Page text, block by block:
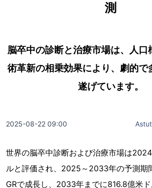
測
脳卒中の診断と治療市場は、人口
術革新の相乗効果により、劇的で
遂げています。
2025-08-22 09:00
世界の脳卒中診断および治療市場は
ルと評価され、2025～2033年の予測期
GRで成長し、2033年までに816.8億米